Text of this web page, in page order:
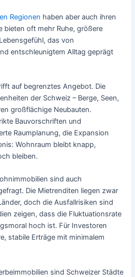
Regionen haben aber auch ihren
bieten oft mehr Ruhe, größere
das von
entschleunigtem Alltag geprägt
auf begrenztes Angebot. Die
der Schweiz – Berge, Seen,
großflächige Neubauten.
Bauvorschriften und
Raumplanung, die Expansion
Wohnraum bleibt knapp,
bleiben.
sind auch
Die Mietrenditen liegen zwar
doch die Ausfallrisiken sind
zeigen, dass die Fluktuationsrate
hoch ist. Für Investoren
stabile Erträge mit minimalem
sind Schweizer Städte